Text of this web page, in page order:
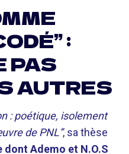
:
PAS
AUTRES
: poétique, isolement
de PNL”, sa thèse
dont Ademo et N.O.S